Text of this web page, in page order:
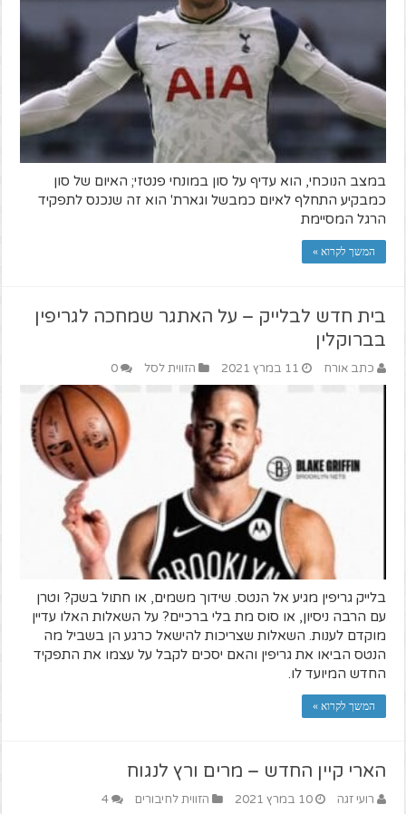
במצב הנוכחי, הוא עדיף על סון במונחי פנטזי; האיום של סון
כמבקיע התחלף לאיום כמבשל וגארת' הוא זה שנכנס לתפקיד
הרגל המסיימת
המשך לקרוא »
בית חדש לבלייק – על האתגר שמחכה לגריפין
בברוקלין
כתב אורח 11 במרץ 2021 הזווית לסל 0
בלייק גריפין מגיע אל הנטס. שידוך משמים, או חתול בשק? וטרן
עם הרבה ניסיון, או סוס מת בלי ברכיים? על השאלות האלו עדיין
מוקדם לענות. השאלות שצריכות להישאל כרגע הן בשביל מה
הנטס הביאו את גריפין והאם יסכים לקבל על עצמו את התפקיד
החדש המיועד לו.
המשך לקרוא »
הארי קיין החדש – מרים ורץ לנגוח
רועי זגה 10 במרץ 2021 הזווית לחיבורים 4